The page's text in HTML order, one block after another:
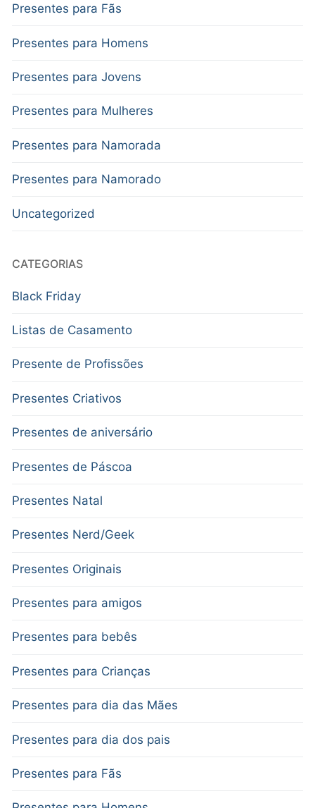
Presentes para Fãs
Presentes para Homens
Presentes para Jovens
Presentes para Mulheres
Presentes para Namorada
Presentes para Namorado
Uncategorized
CATEGORIAS
Black Friday
Listas de Casamento
Presente de Profissões
Presentes Criativos
Presentes de aniversário
Presentes de Páscoa
Presentes Natal
Presentes Nerd/Geek
Presentes Originais
Presentes para amigos
Presentes para bebês
Presentes para Crianças
Presentes para dia das Mães
Presentes para dia dos pais
Presentes para Fãs